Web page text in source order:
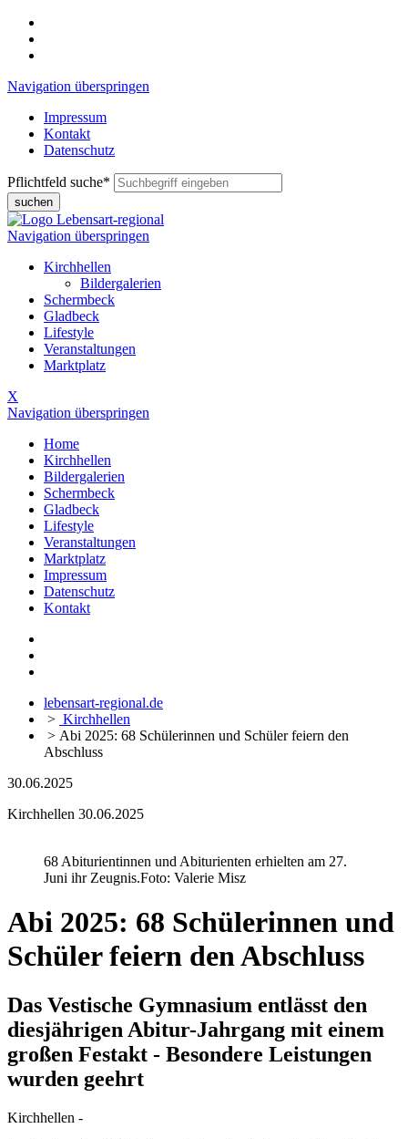
Navigation überspringen
Impressum
Kontakt
Datenschutz
Pflichtfeld suche*
suchen
Navigation überspringen
Kirchhellen
Bildergalerien
Schermbeck
Gladbeck
Lifestyle
Veranstaltungen
Marktplatz
X
Navigation überspringen
Home
Kirchhellen
Bildergalerien
Schermbeck
Gladbeck
Lifestyle
Veranstaltungen
Marktplatz
Impressum
Datenschutz
Kontakt
lebensart-regional.de
> Kirchhellen
> Abi 2025: 68 Schülerinnen und Schüler feiern den
Abschluss
30.06.2025
Kirchhellen 30.06.2025
68 Abiturientinnen und Abiturienten erhielten am 27.
Juni ihr Zeugnis.Foto: Valerie Misz
Abi 2025: 68 Schülerinnen und
Schüler feiern den Abschluss
Das Vestische Gymnasium entlässt den
diesjährigen Abitur-Jahrgang mit einem
großen Festakt - Besondere Leistungen
wurden geehrt
Kirchhellen -